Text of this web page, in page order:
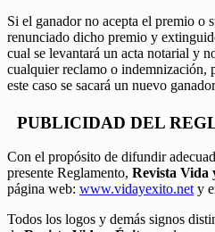
Si el ganador no acepta el premio o
renunciado dicho premio y
cual se levantará un acta notarial y
cualquier reclamo o indemnización,
este caso se sacará un nuevo
PUBLICIDAD DEL
Con el propósito de difundir
presente Reglamento, Revista Vida
página web: www.vidayexito.nety
Todos los logos y demás signos